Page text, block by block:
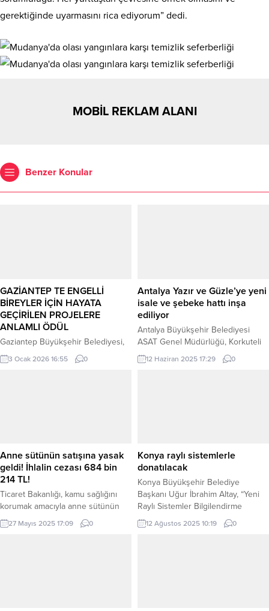
gerektiğinde uyarmasını rica ediyorum” dedi.
MOBİL REKLAM ALANI
Benzer Konular
GAZİANTEP TE ENGELLİ
BİREYLER İÇİN HAYATA
GEÇİRİLEN PROJELERE
ANLAMLI ÖDÜL
Gaziantep Büyükşehir Belediyesi,
2025 yılı boyunca hayata geçirdiği
projelerle yerel yönetim alanındaki
çalışmalar, Gaziantep Büyükşehir
Belediyesi’ni örnek belediyeler
arasına taşıdı. AVRUPA’NIN EN...
3 Ocak 2026 16:55 0
Antalya Yazır ve Güzle’ye yeni
isale ve şebeke hattı inşa
ediliyor
Antalya Büyükşehir Belediyesi
ASAT Genel Müdürlüğü, Korkuteli
ilçesine bağlı Yazır ve Güzle
Mahallelerinde içme suyu
suyu boruları yenilenerek, yeni
içme suyu hatları da inşa ediliyor.
Antalya Büyükşehir...
12 Haziran 2025 17:29 0
Anne sütünün satışına yasak
geldi! İhlalin cezası 684 bin
214 TL!
Ticaret Bakanlığı, kamu sağlığını
korumak amacıyla anne sütünün
perakende ve elektronik ticarette
satışını yasakladı. Dijital
27 Mayıs 2025 17:09 0
Konya raylı sistemlerle
donatılacak
Konya Büyükşehir Belediye
Başkanı Uğur İbrahim Altay, “Yeni
Raylı Sistemler Bilgilendirme
Toplantısı” düzenledi. KONYA (İGFA)
– Konya Büyükşehir Belediye
12 Ağustos 2025 10:19 0